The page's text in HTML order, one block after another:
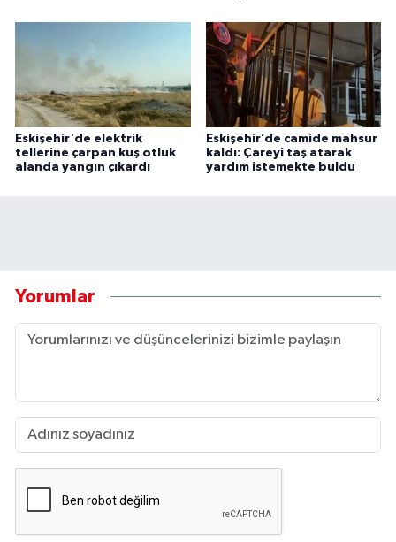
Eskişehir'de elektrik
tellerine çarpan kuş otluk
alanda yangın çıkardı
Eskişehir’de camide mahsur
kaldı: Çareyi taş atarak
yardım istemekte buldu
Yorumlar